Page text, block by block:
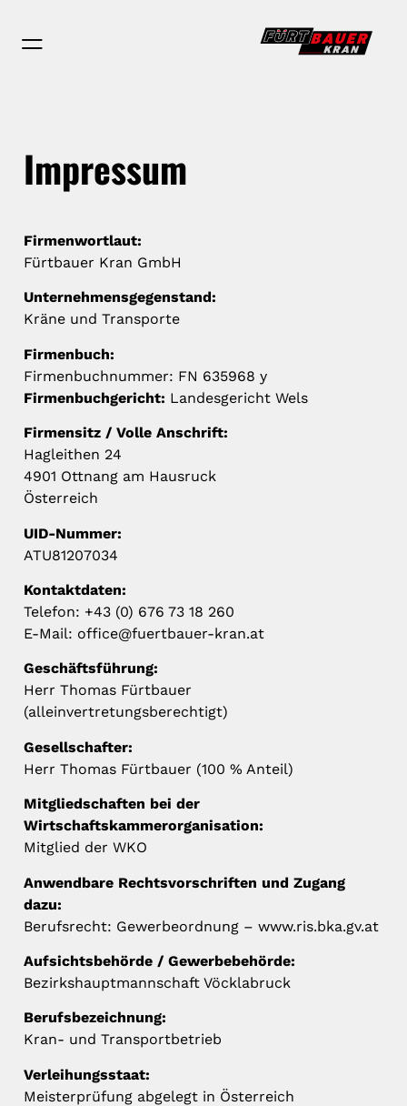
Impressum
Firmenwortlaut:
Fürtbauer Kran GmbH
Unternehmensgegenstand:
Kräne und Transporte
Firmenbuch:
Firmenbuchnummer: FN 635968 y
Firmenbuchgericht: Landesgericht Wels
Firmensitz / Volle Anschrift:
Hagleithen 24
4901 Ottnang am Hausruck
Österreich
UID-Nummer:
ATU81207034
Kontaktdaten:
Telefon: +43 (0) 676 73 18 260
E-Mail: office@fuertbauer-kran.at
Geschäftsführung:
Herr Thomas Fürtbauer
(alleinvertretungsberechtigt)
Gesellschafter:
Herr Thomas Fürtbauer (100 % Anteil)
Mitgliedschaften bei der
Wirtschaftskammerorganisation:
Mitglied der WKO
Anwendbare Rechtsvorschriften und Zugang
dazu:
Berufsrecht: Gewerbeordnung – www.ris.bka.gv.at
Aufsichtsbehörde / Gewerbebehörde:
Bezirkshauptmannschaft Vöcklabruck
Berufsbezeichnung:
Kran- und Transportbetrieb
Verleihungsstaat:
Meisterprüfung abgelegt in Österreich